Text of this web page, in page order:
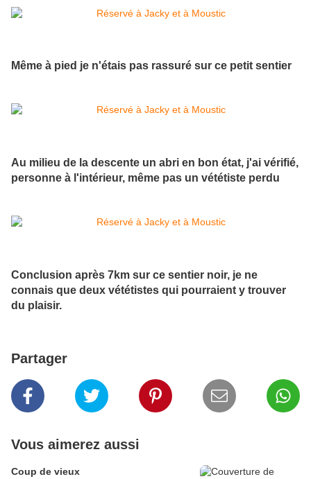
Même à pied je n'étais pas rassuré sur ce petit sentier
Au milieu de la descente un abri en bon état, j'ai vérifié,
personne à l'intérieur, même pas un vététiste perdu
Conclusion après 7km sur ce sentier noir, je ne
connais que deux vététistes qui pourraient y trouver
du plaisir.
Partager
Vous aimerez aussi
Coup de vieux